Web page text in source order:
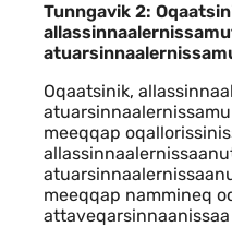
Tunngavik 2:
Oqaatsinik,
meeqqap
meeqqap nammineq